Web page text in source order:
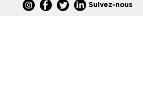
Suivez-nous